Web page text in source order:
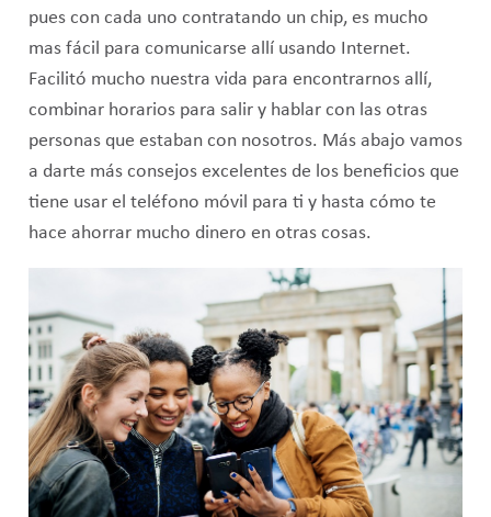
pues con cada uno contratando un chip, es mucho
mas fácil para comunicarse allí usando Internet.
Facilitó mucho nuestra vida para encontrarnos allí,
combinar horarios para salir y hablar con las otras
personas que estaban con nosotros. Más abajo vamos
a darte más consejos excelentes de los beneficios que
tiene usar el teléfono móvil para ti y hasta cómo te
hace ahorrar mucho dinero en otras cosas.